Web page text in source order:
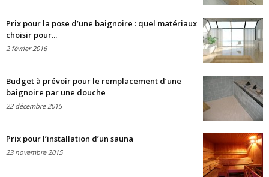
Prix pour la pose d’une baignoire : quel matériaux
choisir pour...
2 février 2016
Budget à prévoir pour le remplacement d’une
baignoire par une douche
22 décembre 2015
Prix pour l’installation d’un sauna
23 novembre 2015